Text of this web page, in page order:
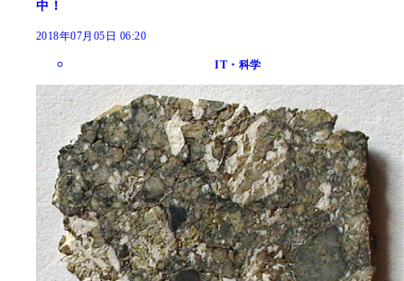
中！
2018年07月05日 06:20
IT・科学